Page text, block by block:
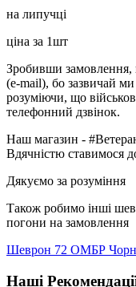
на липучці
ціна за 1шт
Зробивши замовлення,
(e-mail), бо зазвичай
розуміючи, що
телефонний дзвінок.
Наш магазин -
Вдячністю ставимося
Дякуємо за розуміння
Також робимо інші
погони на замовлення
Шеврон 72 ОМБР
Наші